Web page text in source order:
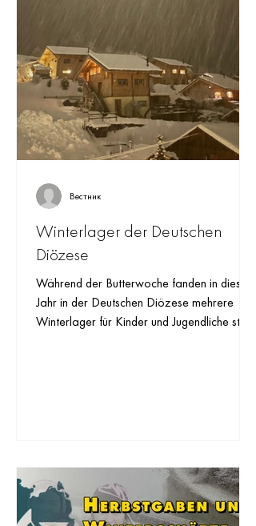
Winterlager der Deutschen
Diözese
Während der Butterwoche fanden in diesem
Jahr in der Deutschen Diözese mehrere
Winterlager für Kinder und Jugendliche statt,
Gemeinden Saarbrücken und Bad Homburg
statt. Die Lagertage waren erfüllt von
gemeinsamem Gebet, Un
Вестник